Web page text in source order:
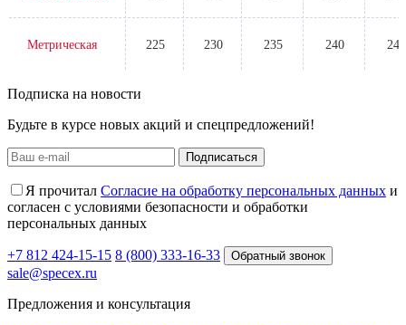
Метрическая 225 230 235 240 245
Подписка на новости
Будьте в курсе новых акций и спецпредложений!
Подписаться
Я прочитал Согласие на обработку персональных данных и
согласен с условиями безопасности и обработки
персональных данных
+7 812 424-15-15 8 (800) 333-16-33 Обратный звонок
sale@specex.ru
Предложения и консультация